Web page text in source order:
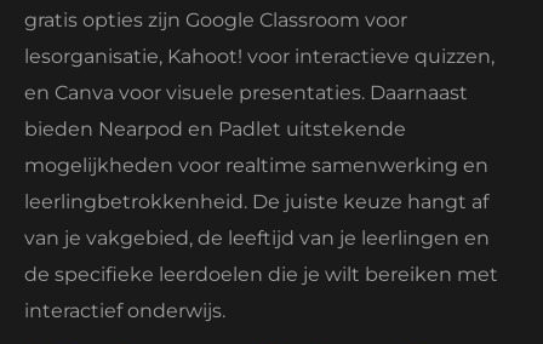
gratis opties zijn Google Classroom voor
lesorganisatie, Kahoot! voor interactieve quizzen,
en Canva voor visuele presentaties. Daarnaast
bieden Nearpod en Padlet uitstekende
mogelijkheden voor realtime samenwerking en
leerlingbetrokkenheid. De juiste keuze hangt af
van je vakgebied, de leeftijd van je leerlingen en
de specifieke leerdoelen die je wilt bereiken met
interactief onderwijs.